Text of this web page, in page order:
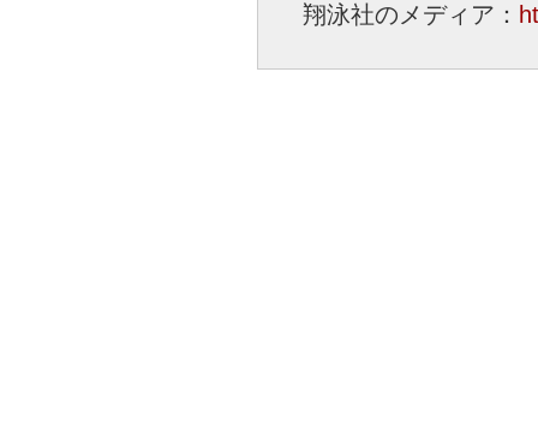
翔泳社のメディア：